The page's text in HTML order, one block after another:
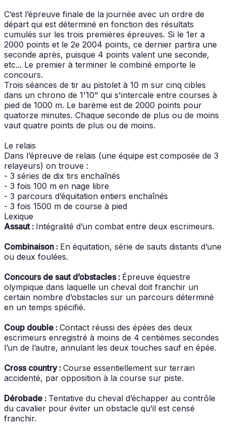
C’est l’épreuve finale de la journée avec un ordre de
départ qui est déterminé en fonction des résultats
cumulés sur les trois premières épreuves. Si le 1er a
2000 points et le 2e 2004 points, ce dernier partira une
seconde après, puisque 4 points valent une seconde,
etc... Le premier à terminer le combiné emporte le
concours.
Trois séances de tir au pistolet à 10 m sur cinq cibles
dans un chrono de 1'10" qui s'intercale entre courses à
pied de 1000 m. Le barème est de 2000 points pour
quatorze minutes. Chaque seconde de plus ou de moins
vaut quatre points de plus ou de moins.
Le relais
Dans l’épreuve de relais (une équipe est composée de 3
relayeurs) on trouve :
- 3 séries de dix tirs enchaînés
- 3 fois 100 m en nage libre
- 3 parcours d’équitation entiers enchaînés
- 3 fois 1500 m de course à pied
Lexique
Assaut : Intégralité d’un combat entre deux escrimeurs.
Combinaison : En équitation, série de sauts distants d’une
ou deux foulées.
Concours de saut d’obstacles : Épreuve équestre
olympique dans laquelle un cheval doit franchir un
certain nombre d’obstacles sur un parcours déterminé
en un temps spécifié.
Coup double : Contact réussi des épées des deux
escrimeurs enregistré à moins de 4 centièmes secondes
l’un de l’autre, annulant les deux touches sauf en épée.
Cross country : Course essentiellement sur terrain
accidenté, par opposition à la course sur piste.
Dérobade : Tentative du cheval d’échapper au contrôle
du cavalier pour éviter un obstacle qu’il est censé
franchir.